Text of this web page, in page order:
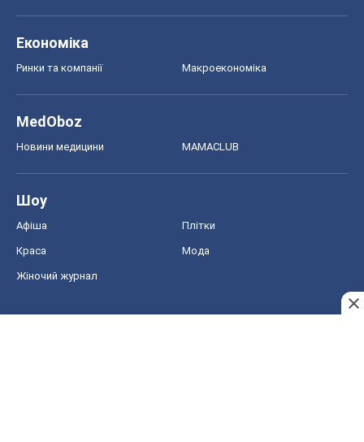
Економіка
Ринки та компанії Макроекономіка
MedOboz
Новини медицини MAMACLUB
Шоу
Афіша Плітки
Краса Мода
Жіночий журнал